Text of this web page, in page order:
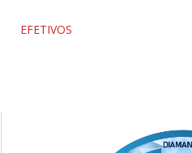
EFETIVOS